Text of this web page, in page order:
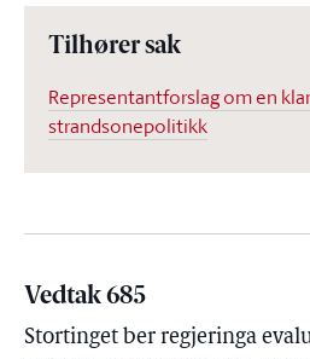
Tilhører sak
Representantforslag om en
strandsonepolitikk
Vedtak 685
Stortinget ber regjeringa